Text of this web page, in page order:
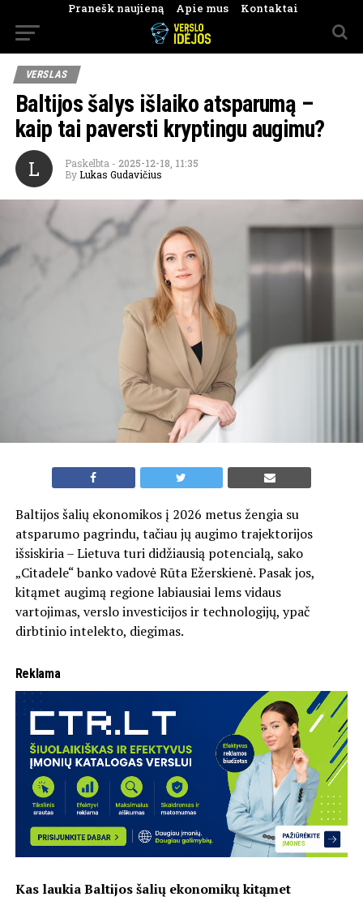
Pranešk naujieną Apie mus Kontaktai
VERSLAS
Baltijos šalys išlaiko atsparumą –
kaip tai paversti kryptingu augimu?
L Paskelbta - 2025-12-18, 11:35
By Lukas Gudavičius
Baltijos šalių ekonomikos į 2026 metus žengia su
atsparumo pagrindu, tačiau jų augimo trajektorijos
išsiskiria – Lietuva turi didžiausią potencialą, sako
„Citadele“ banko vadovė Rūta Ežerskienė. Pasak jos,
kitąmet augimą regione labiausiai lems vidaus
vartojimas, verslo investicijos ir technologijų, ypač
dirbtinio intelekto, diegimas.
Reklama
Kas laukia Baltijos šalių ekonomikų kitąmet